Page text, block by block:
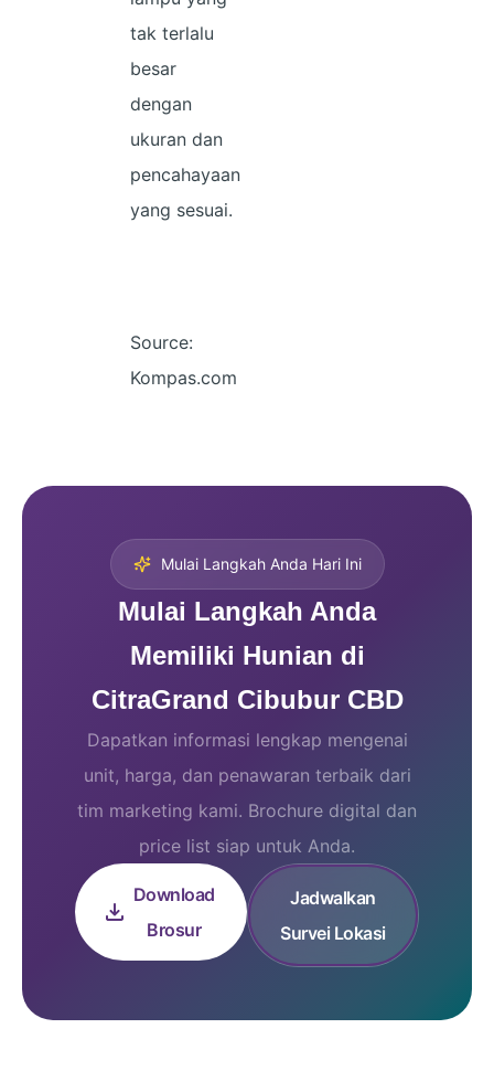
tak terlalu
besar
dengan
ukuran dan
pencahayaan
yang sesuai.
Source:
Kompas.com
Mulai Langkah Anda Hari Ini
Mulai Langkah Anda
Memiliki Hunian di
CitraGrand Cibubur CBD
Dapatkan informasi lengkap mengenai
unit, harga, dan penawaran terbaik dari
tim marketing kami. Brochure digital dan
price list siap untuk Anda.
Download
Brosur
Jadwalkan
Survei Lokasi